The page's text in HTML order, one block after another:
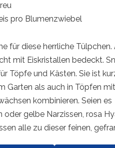
pro Blumenzwiebel
für diese herrliche Tülpchen.
mit Eiskristallen bedeckt.
Töpfe und Kästen. Sie ist
Garten als auch in Töpfen
kombinieren. Seien es
oder gelbe Narzissen, rosa
alle zu dieser feinen,